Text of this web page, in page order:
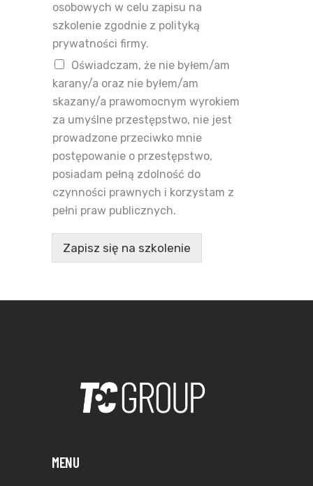
osobowych w celu zapisu na
szkolenie zgodnie z polityką
prywatności firmy.
Oświadczam, że nie byłem/am
karany/a oraz nie byłem/am
skazany/a prawomocnym wyrokiem
za umyślne przestępstwo, nie jest
prowadzone przeciwko mnie
postępowanie o przestępstwo,
posiadam pełną zdolność do
czynności prawnych i korzystam z
pełni praw publicznych.
Zapisz się na szkolenie
MENU